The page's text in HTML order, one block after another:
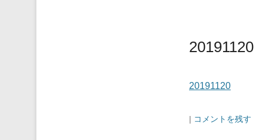
20191120
20191120
| コメントを残す